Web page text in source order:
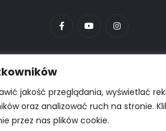
jakość przeglądania, wyświetlać
oraz analizować ruch na stronie.
przez nas plików cookie.
All Rights Reserved